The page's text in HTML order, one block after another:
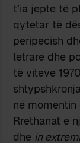
t’ia jepte të
qytetar të
peripecish
letrare dhe
të viteve
në
Rrethanat e
dhe in